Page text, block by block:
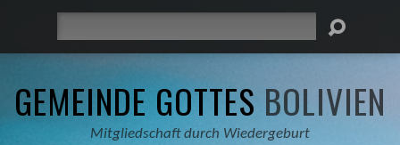
GEMEINDE GOTTES BOLIVIEN
Mitgliedschaft durch Wiedergeburt